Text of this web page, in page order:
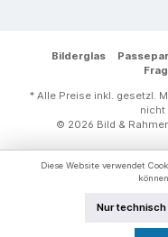
Bilderglas
* Alle Preise inkl. gesetzl.
nicht
© 2026 Bild &
Diese Website verwendet
können.
Nur